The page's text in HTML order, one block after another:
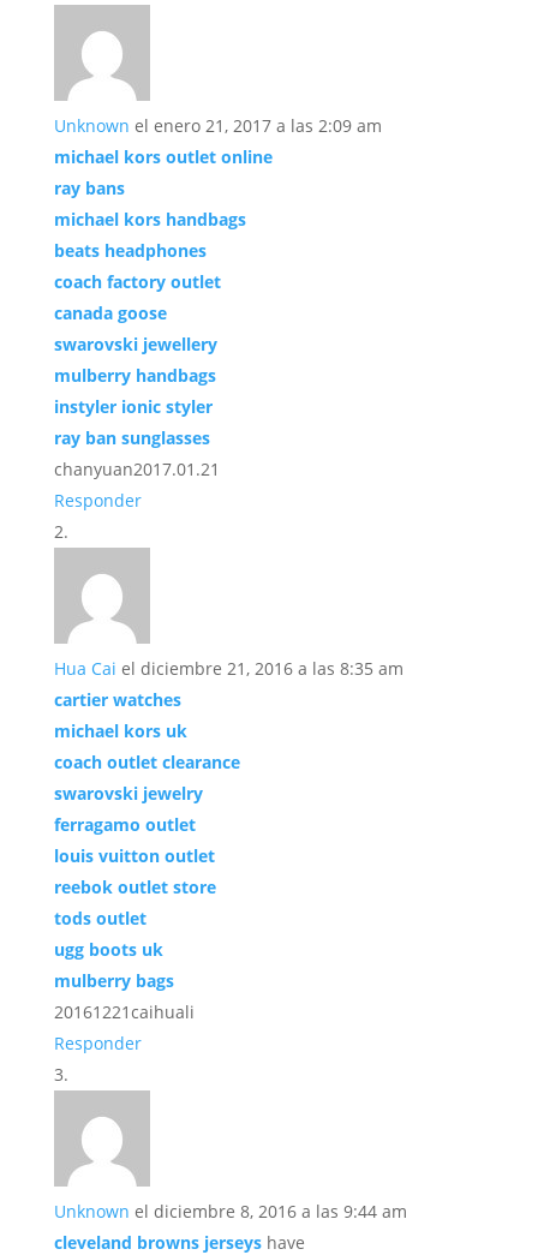
Unknown el enero 21, 2017 a las 2:09 am
michael kors outlet online
ray bans
michael kors handbags
beats headphones
coach factory outlet
canada goose
swarovski jewellery
mulberry handbags
instyler ionic styler
ray ban sunglasses
chanyuan2017.01.21
Responder
Hua Cai el diciembre 21, 2016 a las 8:35 am
cartier watches
michael kors uk
coach outlet clearance
swarovski jewelry
ferragamo outlet
louis vuitton outlet
reebok outlet store
tods outlet
ugg boots uk
mulberry bags
20161221caihuali
Responder
Unknown el diciembre 8, 2016 a las 9:44 am
cleveland browns jerseyshave